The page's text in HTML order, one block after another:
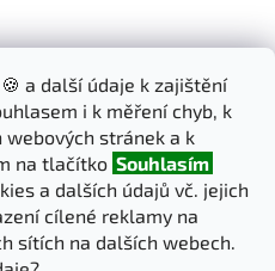
a další údaje k zajištění
i k měření chyb, k
stránek a k
na tlačítko Souhlasím
a dalších údajů vč. jejich
cílené reklamy na
sítích na dalších webech.
zasílat informace o nových